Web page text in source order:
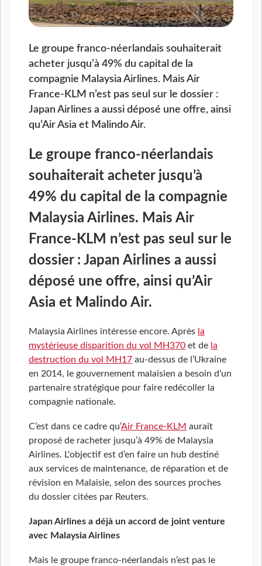
Le groupe franco-néerlandais souhaiterait
acheter jusqu’à 49% du capital de la
compagnie Malaysia Airlines. Mais Air
France-KLM n’est pas seul sur le dossier :
Japan Airlines a aussi déposé une offre, ainsi
qu’Air Asia et Malindo Air.
Le groupe franco-néerlandais
souhaiterait acheter jusqu’à
49% du capital de la compagnie
Malaysia Airlines. Mais Air
France-KLM n’est pas seul sur le
dossier : Japan Airlines a aussi
déposé une offre, ainsi qu’Air
Asia et Malindo Air.
Malaysia Airlines intéresse encore. Après la
mystérieuse disparition du vol MH370 et de la
destruction du vol MH17 au-dessus de l’Ukraine
en 2014, le gouvernement malaisien a besoin d'un
partenaire stratégique pour faire redécoller la
compagnie nationale.
C’est dans ce cadre qu’Air France-KLM aurait
proposé de racheter jusqu’à 49% de Malaysia
Airlines. L'objectif est d’en faire un hub destiné
aux services de maintenance, de réparation et de
révision en Malaisie, selon des sources proches
du dossier citées par Reuters.
Japan Airlines a déjà un accord de joint venture
avec Malaysia Airlines
Mais le groupe franco-néerlandais n’est pas le